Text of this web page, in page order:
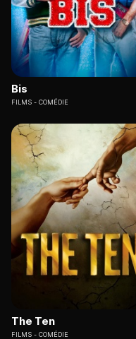
Bis
FILMS COMÉDIE
The Ten
FILMS COMÉDIE